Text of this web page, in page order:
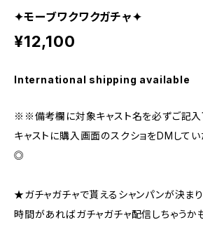
✦モーブワクワクガチャ✦
¥12,100
International shipping available
※※備考欄に対象キャスト名を必ずご記
キャストに購入画面のスクショをDMして
◎
★ガチャガチャで貰えるシャンパンが決ま
時間があればガチャガチャ配信しちゃうか